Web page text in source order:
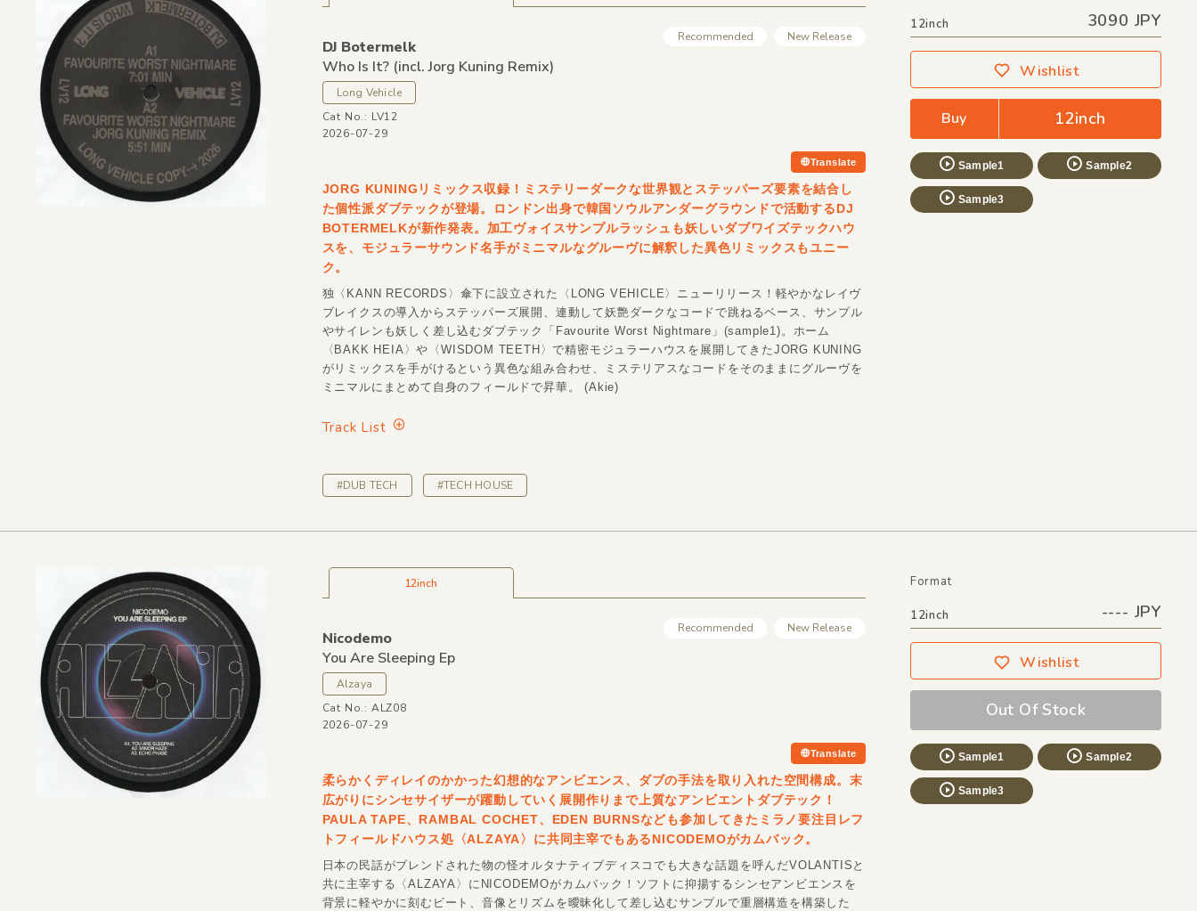
Recommended New Release
DJ Botermelk
Who Is It? (incl. Jorg Kuning Remix)
Long Vehicle
Cat No.: LV12
2026-07-29
Translate
12inch 3090 JPY
Wishlist
Buy 12inch
Sample1 Sample2
Sample3
JORG KUNINGリミックス収録！ミステリーダークな世界観とステッパーズ要素を結合し
た個性派ダブテックが登場。ロンドン出身で韓国ソウルアンダーグラウンドで活動するDJ
BOTERMELKが新作発表。加工ヴォイスサンプルラッシュも妖しいダブワイズテックハウ
スを、モジュラーサウンド名手がミニマルなグルーヴに解釈した異色リミックスもユニー
ク。
独〈KANN RECORDS〉傘下に設立された〈LONG VEHICLE〉ニューリリース！軽やかなレイヴ
ブレイクスの導入からステッパーズ展開、連動して妖艶ダークなコードで跳ねるベース、サンプル
やサイレンも妖しく差し込むダブテック「Favourite Worst Nightmare」(sample1)。ホーム
〈BAKK HEIA〉や〈WISDOM TEETH〉で精密モジュラーハウスを展開してきたJORG KUNING
がリミックスを手がけるという異色な組み合わせ、ミステリアスなコードをそのままにグルーヴを
ミニマルにまとめて自身のフィールドで昇華。 (Akie)
Track List
#DUB TECH #TECH HOUSE
12inch
Recommended New Release
Nicodemo
You Are Sleeping Ep
Alzaya
Cat No.: ALZ08
2026-07-29
Translate
Format
12inch ---- JPY
Wishlist
Out Of Stock
Sample1 Sample2
Sample3
柔らかくディレイのかかった幻想的なアンビエンス、ダブの手法を取り入れた空間構成。末
広がりにシンセサイザーが躍動していく展開作りまで上質なアンビエントダブテック！
PAULA TAPE、RAMBAL COCHET、EDEN BURNSなども参加してきたミラノ要注目レフ
トフィールドハウス処〈ALZAYA〉に共同主宰でもあるNICODEMOがカムバック。
日本の民話がブレンドされた物の怪オルタナティブディスコでも大きな話題を呼んだVOLANTISと
共に主宰する〈ALZAYA〉にNICODEMOがカムバック！ソフトに抑揚するシンセアンビエンスを
背景に軽やかに刻むビート、音像とリズムを曖昧化して差し込むサンプルで重層構造を構築した